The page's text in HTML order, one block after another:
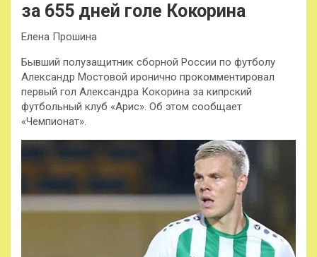
за 655 дней голе Кокорина
Елена Прошина
Бывший полузащитник сборной России по футболу
Александр Мостовой иронично прокомментировал
первый гол Александра Кокорина за кипрский
футбольный клуб «Арис». Об этом сообщает
«Чемпионат».